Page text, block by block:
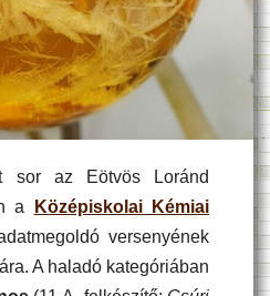
sor az Eötvös Loránd
a
Középiskolai Kémiai
versenyének
A haladó kategóriában